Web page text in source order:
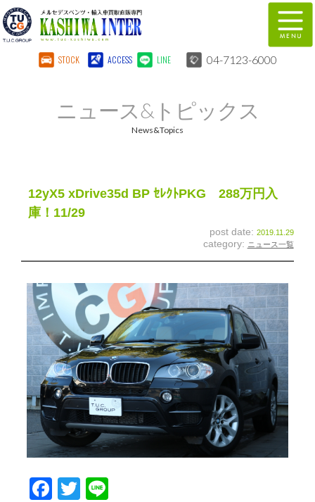
STOCK ACCESS LINE 04-7123-6000
全国納車 特別作業
注文販売
スタッフ紹介
会社概要 個人情報保護方針
スタッフブログ 納車情報
ホーム T.U.C.GROUP
ニュース&トピックス
News&Topics
12yX5 xDrive35d BP ｾﾚｸﾄPKG 288万円入
庫！11/29
post date: 2019.11.29
category: ニュース一覧
Facebook
Twitter